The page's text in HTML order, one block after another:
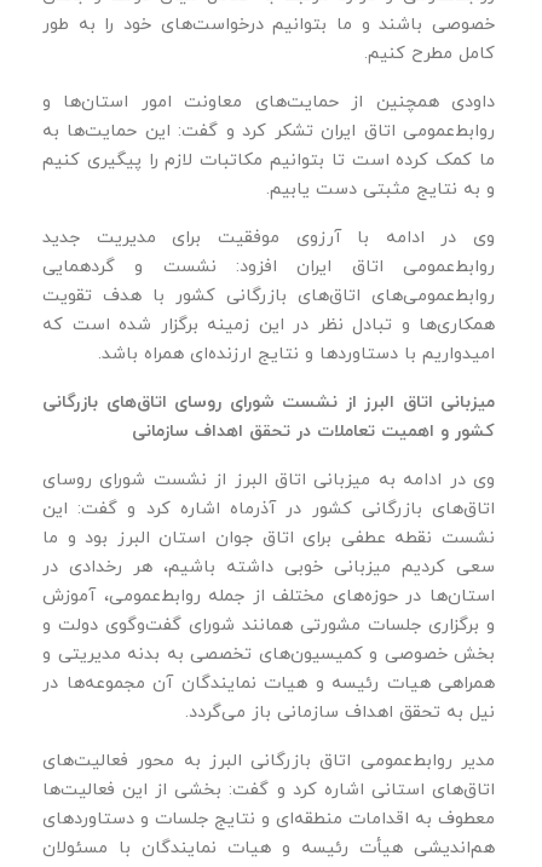
خصوصی باشند و ما بتوانیم درخواست‌های خود را به‌ طور
کامل مطرح کنیم.
داودی همچنین از حمایت‌های معاونت امور استان‌ها و
روابط‌عمومی اتاق ایران تشکر کرد و گفت: این حمایت‌ها به
ما کمک کرده است تا بتوانیم مکاتبات لازم را پیگیری کنیم
و به نتایج مثبتی دست یابیم.
وی در ادامه با آرزوی موفقیت برای مدیریت جدید
روابط‌عمومی اتاق ایران افزود: نشست و گردهمایی
روابط‌عمومی‌های اتاق‌های بازرگانی کشور با هدف تقویت
همکاری‌ها و تبادل نظر در این زمینه برگزار شده است که
امیدواریم با دستاوردها و نتایج ارزنده‌ای همراه باشد.
میزبانی اتاق البرز از نشست شورای روسای اتاق‌های بازرگانی
کشور و اهمیت تعاملات در تحقق اهداف سازمانی
وی در ادامه به میزبانی اتاق البرز از نشست شورای روسای
اتاق‌های بازرگانی کشور در آذرماه اشاره کرد و گفت: این
نشست نقطه عطفی برای اتاق جوان استان البرز بود و ما
سعی کردیم میزبانی خوبی داشته باشیم، هر رخدادی در
استان‌ها در حوزه‌های مختلف از جمله روابط‌عمومی، آموزش
و برگزاری جلسات مشورتی همانند شورای گفت‌وگوی دولت و
بخش‌ خصوصی و کمیسیون‌های تخصصی به بدنه مدیریتی و
همراهی هیات رئیسه و هیات نمایندگان آن مجموعه‌ها در
نیل به تحقق اهداف سازمانی باز می‌گردد.
مدیر روابط‌عمومی اتاق بازرگانی البرز به محور فعالیت‌های
اتاق‌های استانی اشاره کرد و گفت: بخشی از این فعالیت‌ها
معطوف به اقدامات منطقه‌ای و نتایج جلسات و دستاوردهای
هم‌اندیشی هیأت رئیسه و هیات نمایندگان با مسئولان